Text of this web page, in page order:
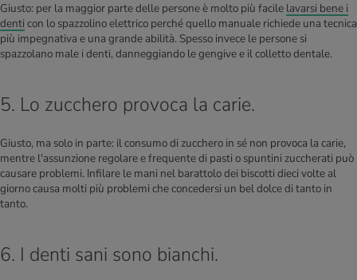
Giusto: per la maggior parte delle persone è molto più facile lavarsi bene i
denti con lo spazzolino elettrico perché quello manuale richiede una tecnica
più impegnativa e una grande abilità. Spesso invece le persone si
spazzolano male i denti, danneggiando le gengive e il colletto dentale.
5. Lo zucchero provoca la carie.
Giusto, ma solo in parte: il consumo di zucchero in sé non provoca la carie,
mentre l'assunzione regolare e frequente di pasti o spuntini zuccherati può
causare problemi. Infilare le mani nel barattolo dei biscotti dieci volte al
giorno causa molti più problemi che concedersi un bel dolce di tanto in
tanto.
6. I denti sani sono bianchi.